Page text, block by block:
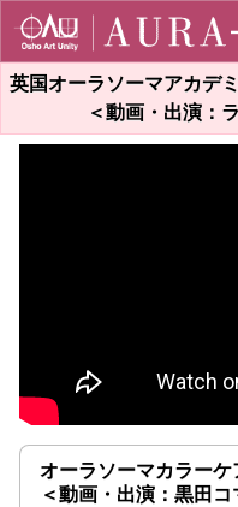
英国オーラソーマアカデ
＜動画・出演：
オーラソーマカラー
＜動画・出演：黒田コ